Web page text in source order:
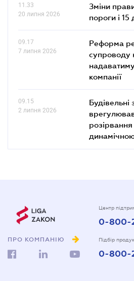
11.33
20 липня 2026
Зміни
пороги і 15
09.17
7 липня 2026
Реформа
супроводу
компанії
09.15
2 липня 2026
Будівельні
ПРО КОМПАНІЮ
Центр
0-800-
Підбір
0-800-